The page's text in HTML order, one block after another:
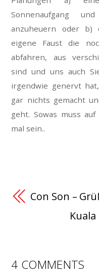
Sonnenaufgang
anzuheuern oder b)
eigene Faust die
abfahren, aus
sind und uns auch
irgendwie genervt
gar nichts gemacht
geht. Sowas muss
mal sein..
Con Son –
4 COMMENTS